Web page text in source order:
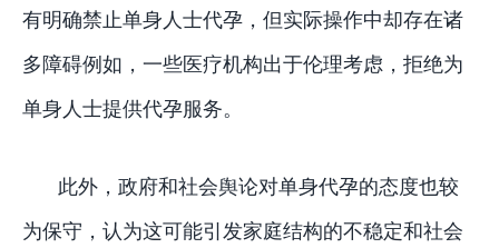
有明确禁止单身人士代孕，但实际操作中却存在诸
多障碍例如，一些医疗机构出于伦理考虑，拒绝为
单身人士提供代孕服务。
此外，政府和社会舆论对单身代孕的态度也较
为保守，认为这可能引发家庭结构的不稳定和社会